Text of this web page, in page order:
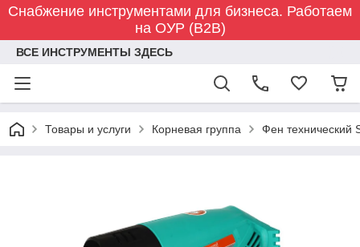
Снабжение инструментами для бизнеса. Работаем
на ОУР (B2B)
ВСЕ ИНСТРУМЕНТЫ ЗДЕСЬ
Товары и услуги Корневая группа Фен технический